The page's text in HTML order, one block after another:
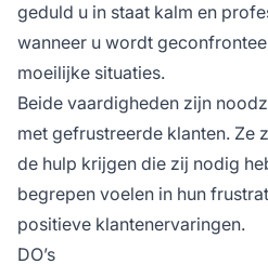
geduld u in staat kalm en
wanneer u wordt
moeilijke situaties.
Beide vaardigheden zijn
met gefrustreerde klanten. Ze
de hulp krijgen die zij nodig
begrepen voelen in hun
positieve klantenervaringen.
DO’s